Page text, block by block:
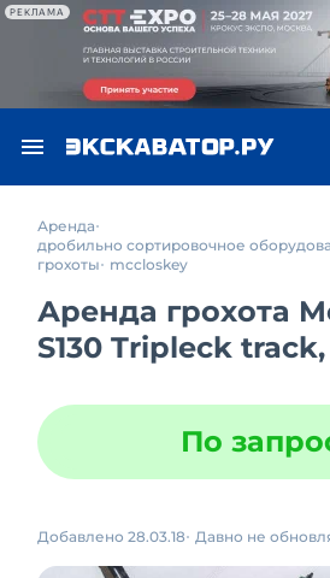
РЕКЛАМА
Аренда
дробильно сортировочное
грохоты
mccloskey
Аренда грохота
S130 Tripleck
По
Добавлено 28.03.18 Давно не